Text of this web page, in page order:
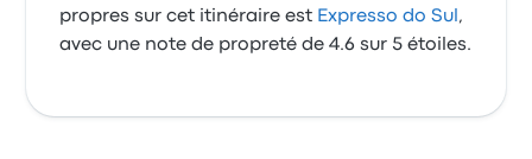
propres sur cet itinéraire est Expresso do Sul ,
avec une note de propreté de 4.6 sur 5 étoiles.